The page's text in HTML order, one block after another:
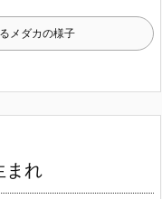
メダカの様子
まれ